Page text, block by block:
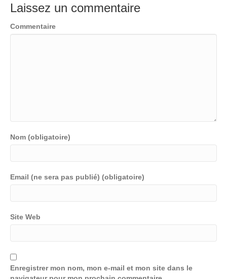
Laissez un commentaire
Commentaire
Nom (obligatoire)
Email (ne sera pas publié) (obligatoire)
Site Web
Enregistrer mon nom, mon e-mail et mon site dans le